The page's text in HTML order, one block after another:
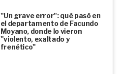
"Un grave error": qué pasó en
el departamento de Facundo
Moyano, donde lo vieron
"violento, exaltado y
frenético"